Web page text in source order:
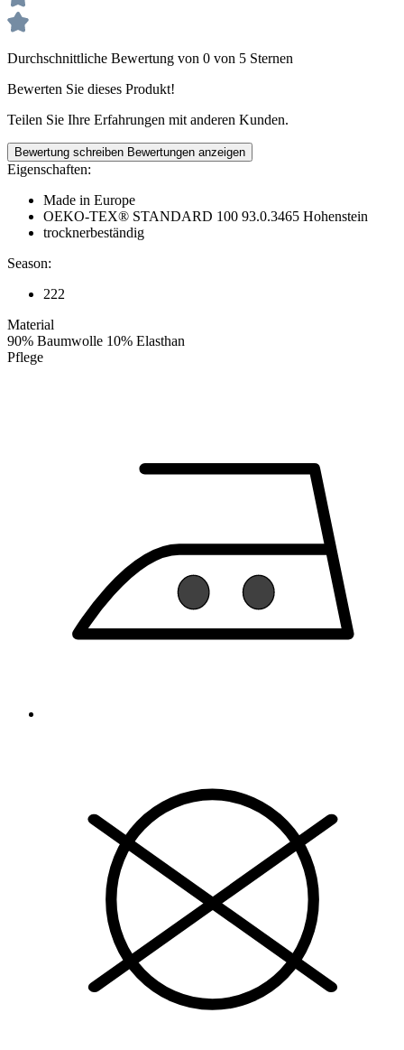
Durchschnittliche Bewertung von 0 von 5 Sternen
Bewerten Sie dieses Produkt!
Teilen Sie Ihre Erfahrungen mit anderen Kunden.
Bewertung schreiben Bewertungen anzeigen
Eigenschaften:
Made in Europe
OEKO-TEX® STANDARD 100 93.0.3465 Hohenstein
trocknerbeständig
Season:
222
Material
90% Baumwolle 10% Elasthan
Pflege